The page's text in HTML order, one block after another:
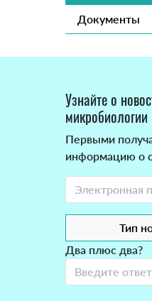
Документы
Узнайте о
микробиологии
Первыми
информацию о
Тип
Два плюс два?